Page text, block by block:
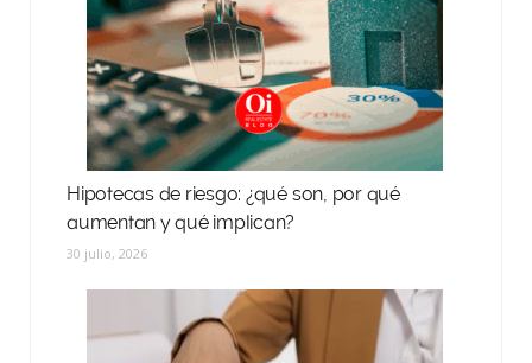
Hipotecas de riesgo: ¿qué son, por qué
aumentan y qué implican?
30 julio, 2026